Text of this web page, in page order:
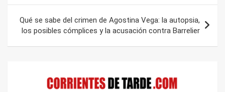
Qué se sabe del crimen de Agostina Vega: la autopsia,
los posibles cómplices y la acusación contra Barrelier